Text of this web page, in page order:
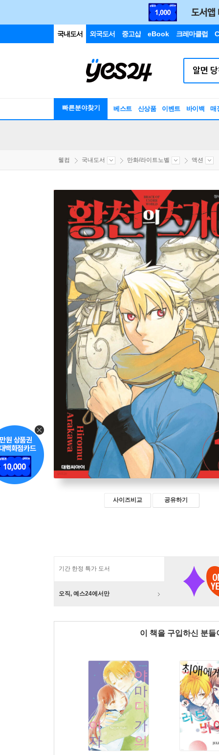
국내도서 외국도서 중고샵 eBook 크레마클럽
빠른분야찾기 베스트 신상품 이벤트 바이백 매
웰컴 국내도서 만화/라이트노벨 액션
사이즈비교 공유하기
기간 한정 특가 도서
오직, 예스24에서만
이 책을 구입하신 분